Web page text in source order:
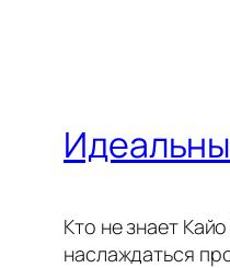
Кто не знает
наслаждаться